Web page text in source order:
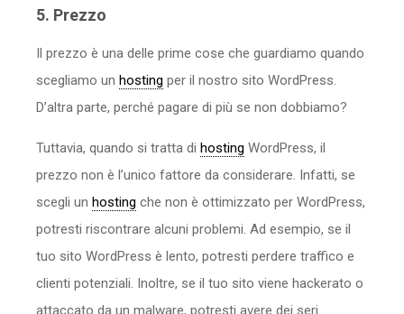
5. Prezzo
Il prezzo è una delle prime cose che guardiamo quando
scegliamo un hosting per il nostro sito WordPress.
D’altra parte, perché pagare di più se non dobbiamo?
Tuttavia, quando si tratta di hosting WordPress, il
prezzo non è l’unico fattore da considerare. Infatti, se
scegli un hosting che non è ottimizzato per WordPress,
potresti riscontrare alcuni problemi. Ad esempio, se il
tuo sito WordPress è lento, potresti perdere traffico e
clienti potenziali. Inoltre, se il tuo sito viene hackerato o
attaccato da un malware, potresti avere dei seri